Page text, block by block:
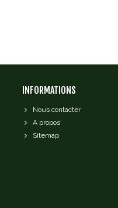
INFORMATIONS
Nous contacter
A propos
Sitemap